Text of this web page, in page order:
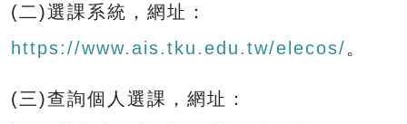
(二)選課系統，網址：
https://www.ais.tku.edu.tw/elecos/。
(三)查詢個人選課，網址：